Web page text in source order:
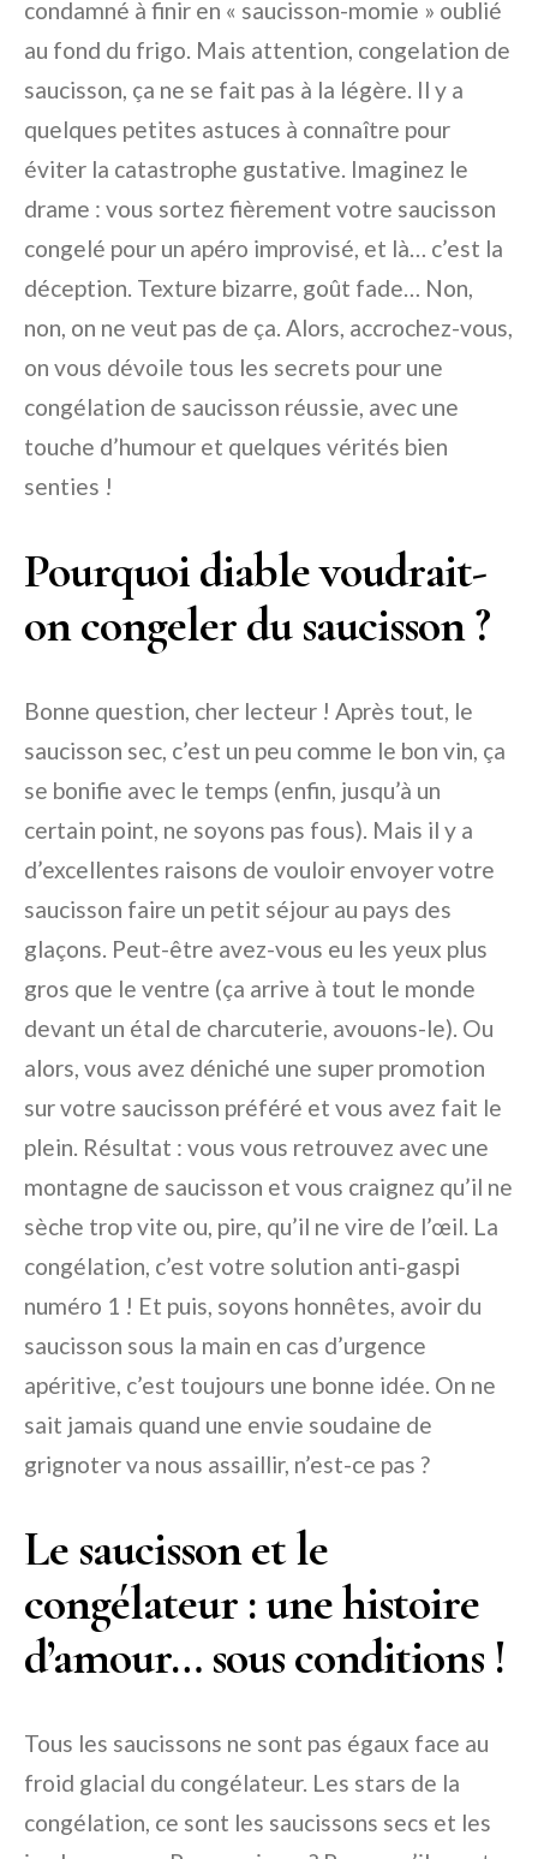
condamné à finir en « saucisson-momie » oublié
au fond du frigo. Mais attention, congelation de
saucisson, ça ne se fait pas à la légère. Il y a
quelques petites astuces à connaître pour
éviter la catastrophe gustative. Imaginez le
drame : vous sortez fièrement votre saucisson
congelé pour un apéro improvisé, et là… c’est la
déception. Texture bizarre, goût fade… Non,
non, on ne veut pas de ça. Alors, accrochez-vous,
on vous dévoile tous les secrets pour une
congélation de saucisson réussie, avec une
touche d’humour et quelques vérités bien
senties !
Pourquoi diable voudrait-
on congeler du saucisson ?
Bonne question, cher lecteur ! Après tout, le
saucisson sec, c’est un peu comme le bon vin, ça
se bonifie avec le temps (enfin, jusqu’à un
certain point, ne soyons pas fous). Mais il y a
d’excellentes raisons de vouloir envoyer votre
saucisson faire un petit séjour au pays des
glaçons. Peut-être avez-vous eu les yeux plus
gros que le ventre (ça arrive à tout le monde
devant un étal de charcuterie, avouons-le). Ou
alors, vous avez déniché une super promotion
sur votre saucisson préféré et vous avez fait le
plein. Résultat : vous vous retrouvez avec une
montagne de saucisson et vous craignez qu’il ne
sèche trop vite ou, pire, qu’il ne vire de l’œil. La
congélation, c’est votre solution anti-gaspi
numéro 1 ! Et puis, soyons honnêtes, avoir du
saucisson sous la main en cas d’urgence
apéritive, c’est toujours une bonne idée. On ne
sait jamais quand une envie soudaine de
grignoter va nous assaillir, n’est-ce pas ?
Le saucisson et le
congélateur : une histoire
d’amour… sous conditions !
Tous les saucissons ne sont pas égaux face au
froid glacial du congélateur. Les stars de la
congélation, ce sont les saucissons secs et les